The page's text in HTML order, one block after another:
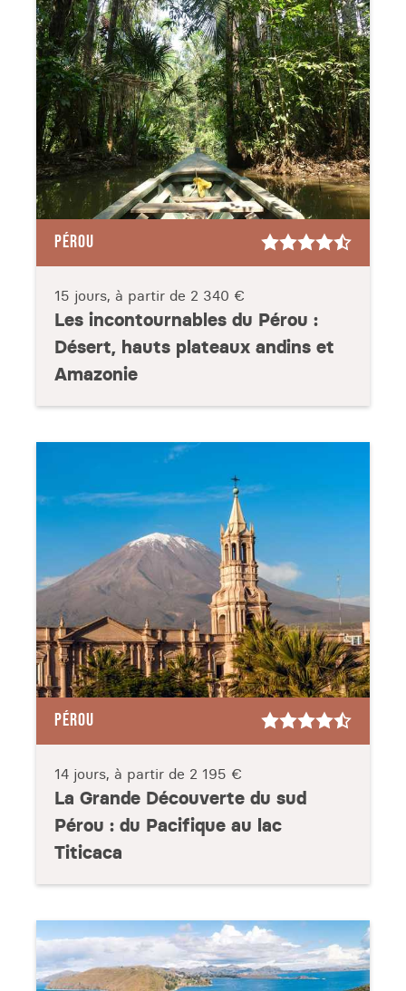
PÉROU
15 jours, à partir de 2 340 €
Les incontournables du Pérou :
Désert, hauts plateaux andins et
Amazonie
PÉROU
14 jours, à partir de 2 195 €
La Grande Découverte du sud
Pérou : du Pacifique au lac
Titicaca